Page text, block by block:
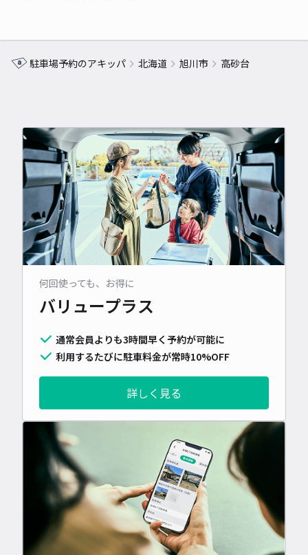
駐車場予約のアキッパ 北海道 旭川市 高砂台
何回使っても、お得に
バリュープラス
通常会員よりも3時間早く予約が可能に
利用するたびに駐車料金が常時10%OFF
詳しく見る